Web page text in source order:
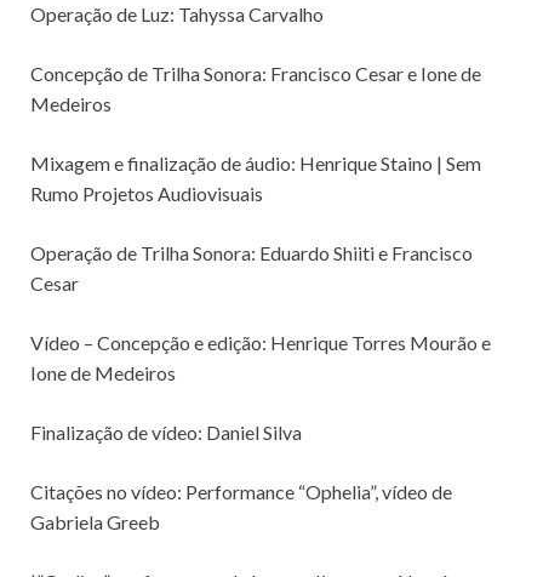
Operação de Luz: Tahyssa Carvalho
Concepção de Trilha Sonora: Francisco Cesar e Ione de
Medeiros
Mixagem e finalização de áudio: Henrique Staino | Sem
Rumo Projetos Audiovisuais
Operação de Trilha Sonora: Eduardo Shiiti e Francisco
Cesar
Vídeo – Concepção e edição: Henrique Torres Mourão e
Ione de Medeiros
Finalização de vídeo: Daniel Silva
Citações no vídeo: Performance “Ophelia”, vídeo de
Gabriela Greeb